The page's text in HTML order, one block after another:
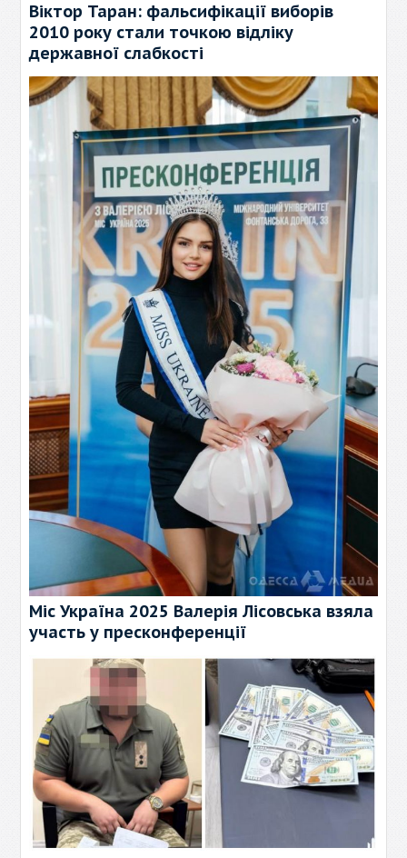
Віктор Таран: фальсифікації виборів
2010 року стали точкою відліку
державної слабкості
Міс Україна 2025 Валерія Лісовська взяла
участь у пресконференції